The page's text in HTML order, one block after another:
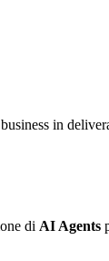
in
di AI Agents